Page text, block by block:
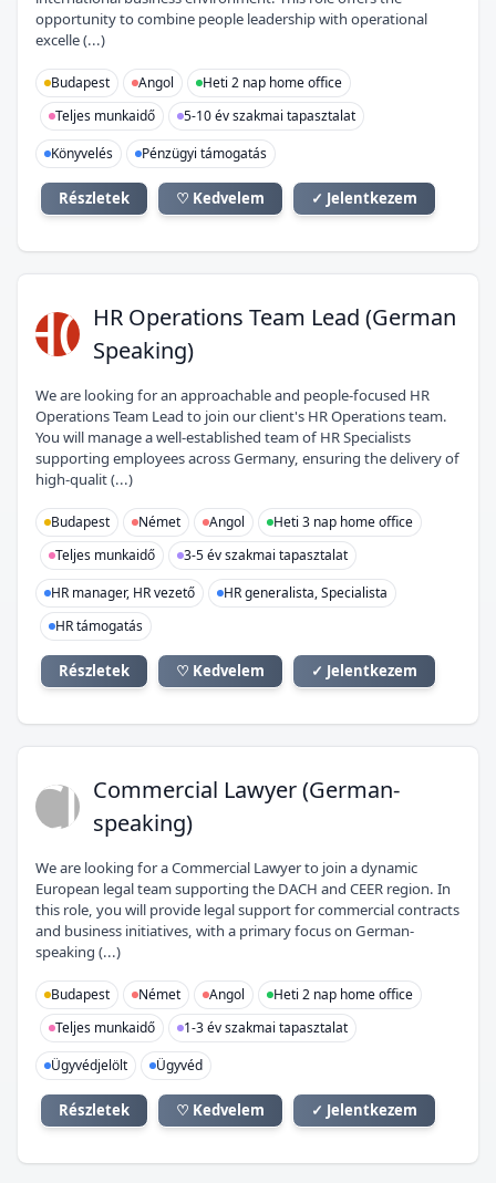
opportunity to combine people leadership with operational
excelle (...)
Budapest Angol
Heti 2 nap home office
Teljes munkaidő
5-10 év szakmai tapasztalat
Könyvelés
Pénzügyi támogatás
Részletek ♡ Kedvelem ✓ Jelentkezem
HOHR Operations Team Lead (German
Speaking)
We are looking for an approachable and people-focused HR
Operations Team Lead to join our client's HR Operations team.
You will manage a well-established team of HR Specialists
supporting employees across Germany, ensuring the delivery of
high-qualit (...)
Budapest Német Angol
Heti 3 nap home office
Teljes munkaidő
3-5 év szakmai tapasztalat
HR manager, HR vezető
HR generalista, Specialista
HR támogatás
Részletek ♡ Kedvelem ✓ Jelentkezem
CL Commercial Lawyer (German-
speaking)
We are looking for a Commercial Lawyer to join a dynamic
European legal team supporting the DACH and CEER region. In
this role, you will provide legal support for commercial contracts
and business initiatives, with a primary focus on German-
speaking (...)
Budapest Német Angol
Heti 2 nap home office
Teljes munkaidő
1-3 év szakmai tapasztalat
Ügyvédjelölt
Ügyvéd
Részletek ♡ Kedvelem ✓ Jelentkezem